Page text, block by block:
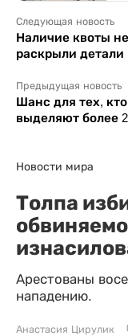
Следующая новость
Наличие квоты
раскрыли детали
Предыдущая новость
Шанс для тех,
выделяют более
Новости мира
Толпа
Арестованы
нападению.
Анастасия Цирулик